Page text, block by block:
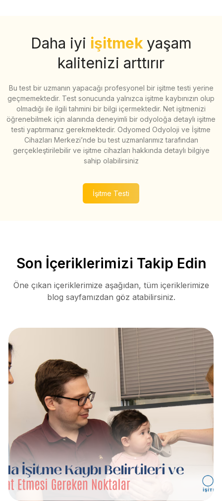
Daha iyi işitmek yaşam
kalitenizi arttırır
Bu test bir uzmanın yapacağı profesyonel bir işitme testi yerine
geçmemektedir. Test sonucunda yalnızca işitme kaybınızın olup
olmadığı ile ilgili tahmini bir bilgi içermektedir. Net işitmenizi
öğrenebilmek için alanında deneyimli bir odyoloğa detaylı işitme
testi yaptırmanız gerekmektedir. Odyomed Odyoloji ve İşitme
Cihazları Merkezi’nde bu test uzmanlarımız tarafından
gerçekleştirilebilir ve işitme cihazları hakkında detaylı bilgiye
sahip olabilirsiniz
İşitme Testi
Son İçeriklerimizi Takip Edin
Öne çıkan içeriklerimize aşağıdan, tüm içeriklerimize
blog sayfamızdan göz atabilirsiniz.